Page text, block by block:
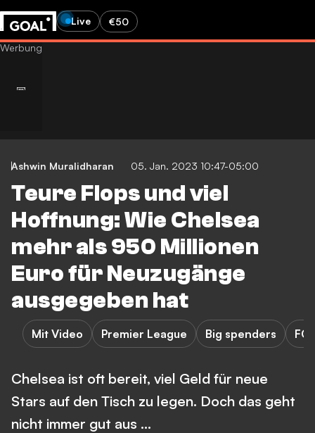
Live €50
Ashwin Muralidharan 05. Jan. 2023 10:47-05:00
Teure Flops und viel
Hoffnung: Wie Chelsea
mehr als 950 Millionen
Euro für Neuzugänge
ausgegeben hat
Mit Video Premier League Big spenders FC
Chelsea ist oft bereit, viel Geld für neue
Stars auf den Tisch zu legen. Doch das geht
nicht immer gut aus ...